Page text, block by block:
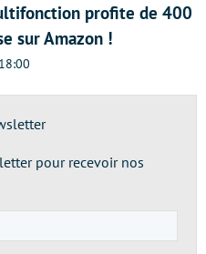
profite de 400
sur Amazon !
pour recevoir nos
e-